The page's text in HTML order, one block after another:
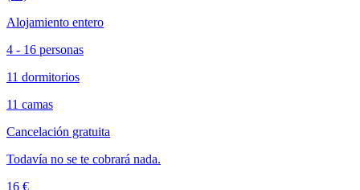
Alojamiento entero
4 - 16 personas
11 dormitorios
11 camas
Cancelación gratuita
Todavía no se te cobrará nada.
16 €